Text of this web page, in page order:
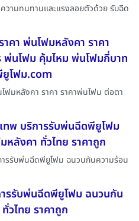
วามทนทานและแรงลอยตัวด้วย รับฉีด
คา พ่นโฟมหลังคา ราคา
พ่นโฟม คุ้มไหม พ่นโฟมกี่บาท
โฟม.com
มหลังคา ราคา ราคาพ่นโฟม ต่อตา
พ บริการรับพ่นฉีดพียูโฟม
ลังคา ทั่วไทย ราคาถูก
รรับพ่นฉีดพียูโฟม ฉนวนกันความร้อน
รับพ่นฉีดพียูโฟม ฉนวนกัน
วไทย ราคาถูก